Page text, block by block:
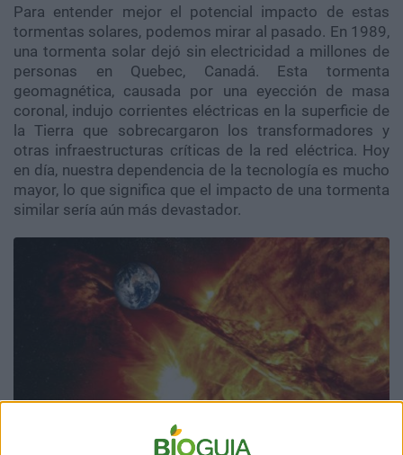
Para entender mejor el potencial impacto de estas
tormentas solares, podemos mirar al pasado. En 1989,
una tormenta solar dejó sin electricidad a millones de
personas en Quebec, Canadá. Esta tormenta
geomagnética, causada por una eyección de masa
coronal, indujo corrientes eléctricas en la superficie de
la Tierra que sobrecargaron los transformadores y
otras infraestructuras críticas de la red eléctrica. Hoy
en día, nuestra dependencia de la tecnología es mucho
mayor, lo que significa que el impacto de una tormenta
similar sería aún más devastador.